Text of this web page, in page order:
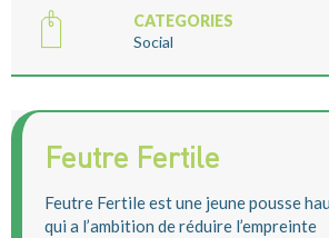
CATEGORIES
Social
Feutre Fertile
Feutre Fertile est une jeune pousse
qui a l’ambition de réduire l’empreinte